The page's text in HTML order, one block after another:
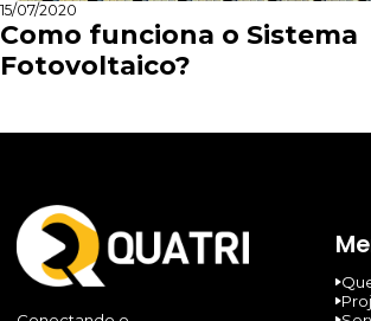
15/07/2020
Como funciona o Sistema
Fotovoltaico?